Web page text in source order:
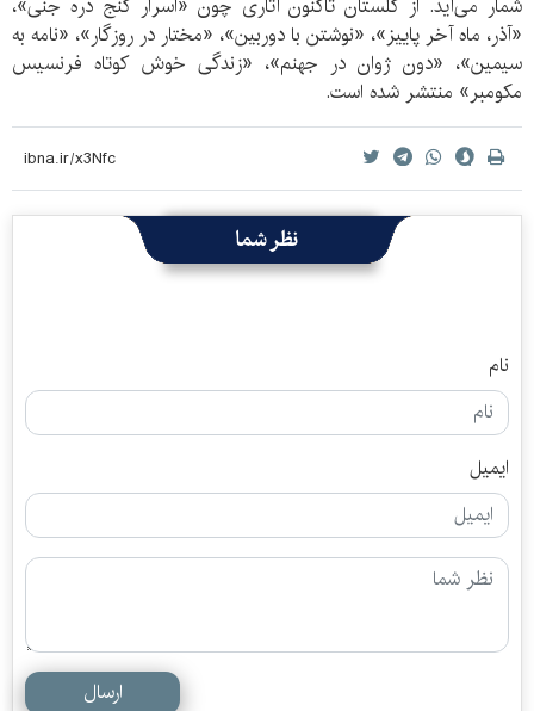
شمار می‌آید. از گلستان تاکنون آثاری چون «اسرار گنج دره جنی»،
«آذر، ماه آخر پاییز»، «نوشتن با دوربین»، «مختار در روزگار»، «نامه به
سیمین»، «دون ژوان در جهنم»، «زندگی خوش کوتاه فرنسیس
مکومبر» منتشر شده است.
نظر شما
نام
ایمیل
ارسال